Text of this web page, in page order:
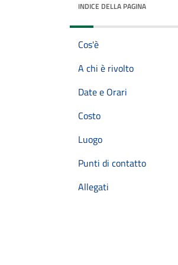
INDICE DELLA PAGINA
Cos'è
A chi è rivolto
Date e Orari
Costo
Luogo
Punti di contatto
Allegati